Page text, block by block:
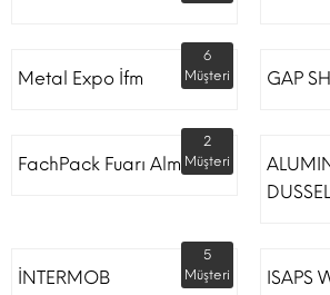
Metal Expo İfm
6
Müşteri
GAP
FachPack Fuarı Almanya
2
Müşteri
İNTERMOB
5
Müşteri
ISAPS